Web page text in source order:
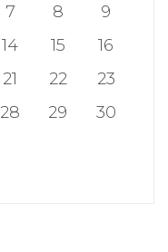
7 8
9
14 15
16
21 22
23
28 29
30